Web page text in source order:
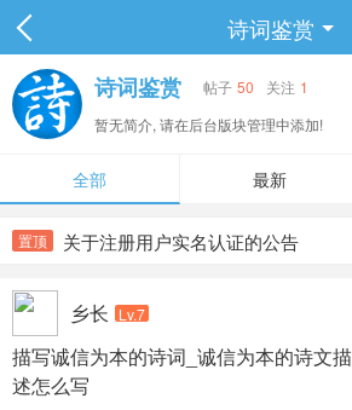
诗词鉴赏
诗词鉴赏 帖子 50 关注 1
暂无简介, 请在后台版块管理中添加!
全部 最新
置顶 关于注册用户实名认证的公告
乡长 Lv.7
描写诚信为本的诗词_诚信为本的诗文描
述怎么写